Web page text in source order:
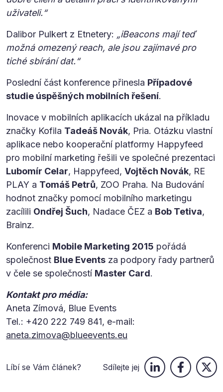
uživateli.“
Dalibor Pulkert z Etnetery: „iBeacons mají teď
možná omezený reach, ale jsou zajímavé pro
tiché sbírání dat.“
Poslední část konference přinesla Případové
studie úspěšných mobilních řešení.
Inovace v mobilních aplikacích ukázal na příkladu
značky Kofila Tadeáš Novák, Pria. Otázku vlastní
aplikace nebo kooperační platformy Happyfeed
pro mobilní marketing řešili ve společné prezentaci
Lubomír Celar, Happyfeed, Vojtěch Novák, RE
PLAY a Tomáš Petrů, ZOO Praha. Na Budování
hodnot značky pomocí mobilního marketingu
zacílili Ondřej Šuch, Nadace ČEZ a Bob Tetiva,
Brainz.
Konferenci Mobile Marketing 2015 pořádá
společnost Blue Events za podpory řady partnerů
v čele se společností Master Card.
Kontakt pro média:
Aneta Zímová, Blue Events
Tel.: +420 222 749 841, e-mail:
aneta.zimova@blueevents.eu
Líbí se Vám článek? Sdílejte jej